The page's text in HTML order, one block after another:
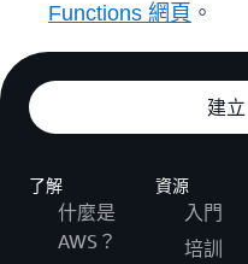
Functions 網頁 。
建
了解
什麼是
AWS？
資源
入門
培訓